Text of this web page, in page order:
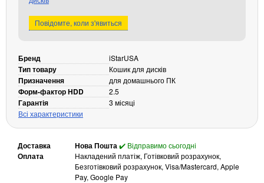
Аксесуари
Фильтри та стабілізатори
Павербанки
Кабелі, роз'єми, перехідники
Аксесуари для ноутбуків
Периферійні пристрої
Повідомте, коли з'явиться
Бренд iStarUSA
Тип товару Кошик для дисків
Призначення для домашнього ПК
Форм-фактор HDD 2.5
Гарантія
3 місяці
Всі характеристики
Доставка Нова Пошта✔️ Відправимо сьогодні
Оплата
Накладений платіж, Готівковий розрахунок,
Безготівковий розрахунок, Visa/Mastercard, Apple
Pay, Google Pay